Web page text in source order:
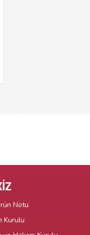
Notu
Kurulu